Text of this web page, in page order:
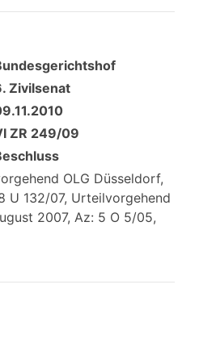
Zivilsenat
ZR 249/09
OLG Düsseldorf,
U 132/07, Urteilvorgehend
2007, Az: 5 O 5/05,